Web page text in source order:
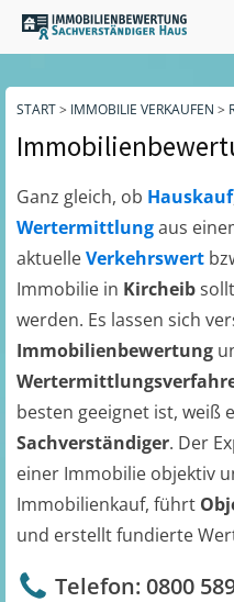
START> IMMOBILIE VERKAUFEN >
Ganz gleich, ob Hauskauf
Wertermittlungaus
aktuelleVerkehrswert
Immobilie in Kircheib
werden. Es lassen sich
Immobilienbewertung
besten geeignet ist, weiß
Sachverständiger. Der
einer Immobilie objektiv
Immobilienkauf, führt
und erstellt fundierte
Telefon: 0800